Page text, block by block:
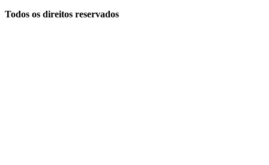
Todos os direitos reservados